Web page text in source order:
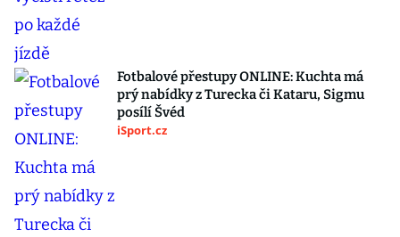
Fotbalové přestupy ONLINE: Kuchta má
prý nabídky z Turecka či Kataru, Sigmu
posílí Švéd
iSport.cz